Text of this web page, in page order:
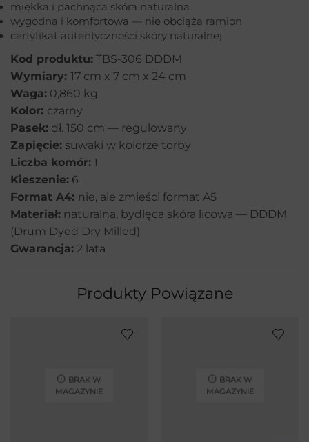
miękka i pachnąca skóra naturalna
wygodna i komfortowa — nie obciąża ramion
certyfikat autentyczności skóry naturalnej
Kod produktu: TBS-306 DDDM
Wymiary: 17 cm x 7 cm x 24 cm
Waga: 0,860 kg
Kolor: czarny
Pasek: dł. 150 cm — regulowany
Zapięcie: suwaki w kolorze torby
Liczba komór: 1
Kieszenie: 6
Format A4: nie, ale zmieści format A5
Materiał: naturalna, bydlęca skóra licowa — DDDM
(Drum Dyed Dry Milled)
Gwarancja: 2 lata
Produkty Powiązane
BRAK W
MAGAZYNIE
BRAK W
MAGAZYNIE